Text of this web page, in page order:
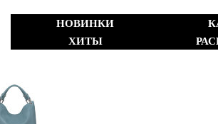
НОВИНКИ
ХИТЫ